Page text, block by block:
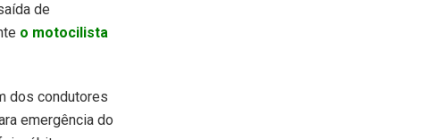
de
o motocilista
dos condutores
emergência do